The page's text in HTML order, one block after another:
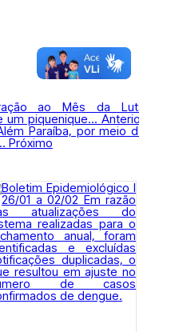
ao Mês da Luta
um piquenique... Anterior
Paraíba, por meio da
Próximo